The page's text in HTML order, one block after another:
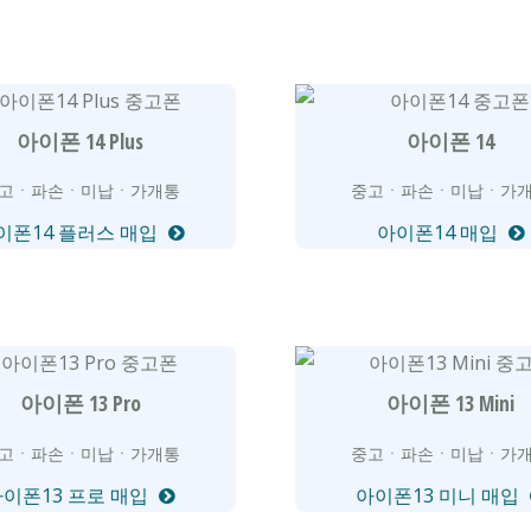
아이폰 14 Plus
ㆍ파손ㆍ미납ㆍ가개통
폰14 플러스 매입
아이폰 14
중고ㆍ파손ㆍ미납ㆍ가
아이폰14 매입
아이폰 13 Pro
ㆍ파손ㆍ미납ㆍ가개통
폰13 프로 매입
아이폰 13 Mini
중고ㆍ파손ㆍ미납ㆍ가
아이폰13 미니 매입